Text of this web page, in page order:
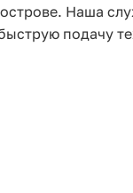
Наша
подачу